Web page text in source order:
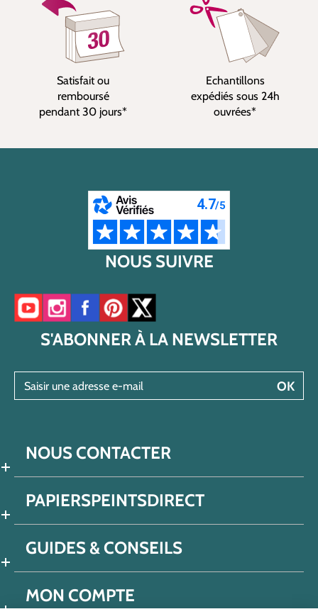
Satisfait ou
remboursé
pendant 30 jours*
Echantillons
expédiés sous 24h
ouvrées*
NOUS SUIVRE
Accéder à notre chaîne YouTube
Accéder à notre compte Instagram
Accéder à notre page Facebook
Accéder à notre compte Pinterest
Accéder à notre compte Twitter/X
S'ABONNER À LA NEWSLETTER
OK
NOUS CONTACTER
PAPIERSPEINTSDIRECT
GUIDES & CONSEILS
MON COMPTE